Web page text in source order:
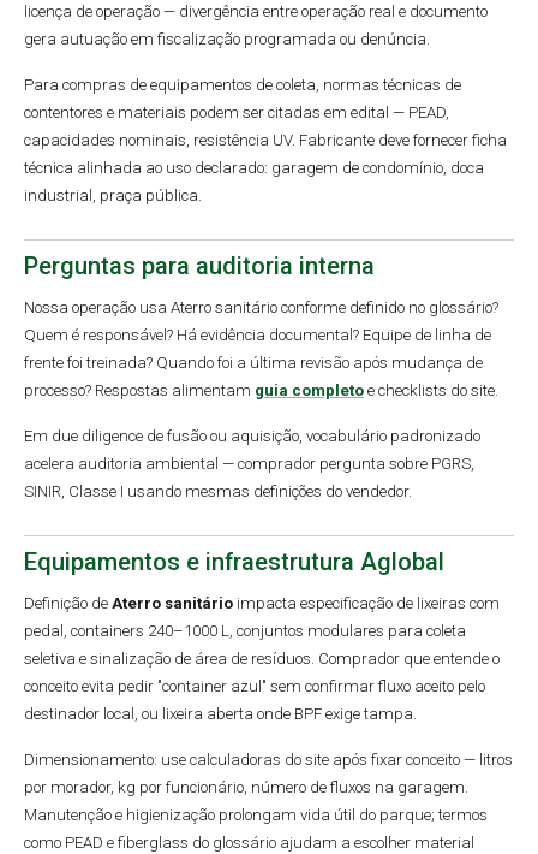
licença de operação — divergência entre operação real e documento
gera autuação em fiscalização programada ou denúncia.
Para compras de equipamentos de coleta, normas técnicas de
contentores e materiais podem ser citadas em edital — PEAD,
capacidades nominais, resistência UV. Fabricante deve fornecer ficha
técnica alinhada ao uso declarado: garagem de condomínio, doca
industrial, praça pública.
Perguntas para auditoria interna
Nossa operação usa Aterro sanitário conforme definido no glossário?
Quem é responsável? Há evidência documental? Equipe de linha de
frente foi treinada? Quando foi a última revisão após mudança de
processo? Respostas alimentam guia completo e checklists do site.
Em due diligence de fusão ou aquisição, vocabulário padronizado
acelera auditoria ambiental — comprador pergunta sobre PGRS,
SINIR, Classe I usando mesmas definições do vendedor.
Equipamentos e infraestrutura Aglobal
Definição de Aterro sanitário impacta especificação de lixeiras com
pedal, containers 240–1000 L, conjuntos modulares para coleta
seletiva e sinalização de área de resíduos. Comprador que entende o
conceito evita pedir "container azul" sem confirmar fluxo aceito pelo
destinador local, ou lixeira aberta onde BPF exige tampa.
Dimensionamento: use calculadoras do site após fixar conceito — litros
por morador, kg por funcionário, número de fluxos na garagem.
Manutenção e higienização prolongam vida útil do parque; termos
como PEAD e fiberglass do glossário ajudam a escolher material